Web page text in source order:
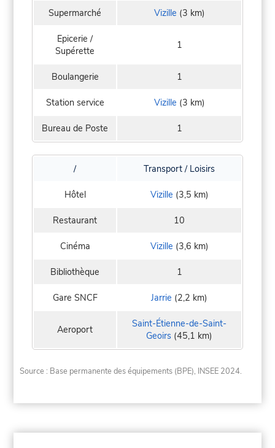
Supermarché Vizille (3 km)
Epicerie /
Supérette
1
Boulangerie 1
Station service Vizille (3 km)
Bureau de Poste 1
/ Transport / Loisirs
Hôtel Vizille (3,5 km)
Restaurant 10
Cinéma Vizille (3,6 km)
Bibliothèque 1
Gare SNCF Jarrie (2,2 km)
Aeroport
Saint-Étienne-de-Saint-
Geoirs (45,1 km)
Source : Base permanente des équipements (BPE), INSEE 2024.